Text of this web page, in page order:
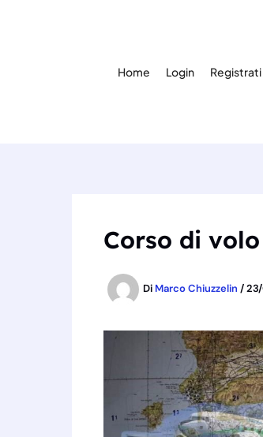
Home Login Registrati
Corso di
Di Marco Chiuzzelin /